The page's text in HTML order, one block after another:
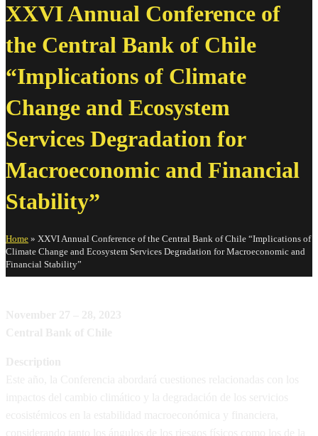
XXVI Annual Conference of
the Central Bank of Chile
“Implications of Climate
Change and Ecosystem
Services Degradation for
Macroeconomic and Financial
Stability”
Home » XXVI Annual Conference of the Central Bank of Chile “Implications of
Climate Change and Ecosystem Services Degradation for Macroeconomic and
Financial Stability”